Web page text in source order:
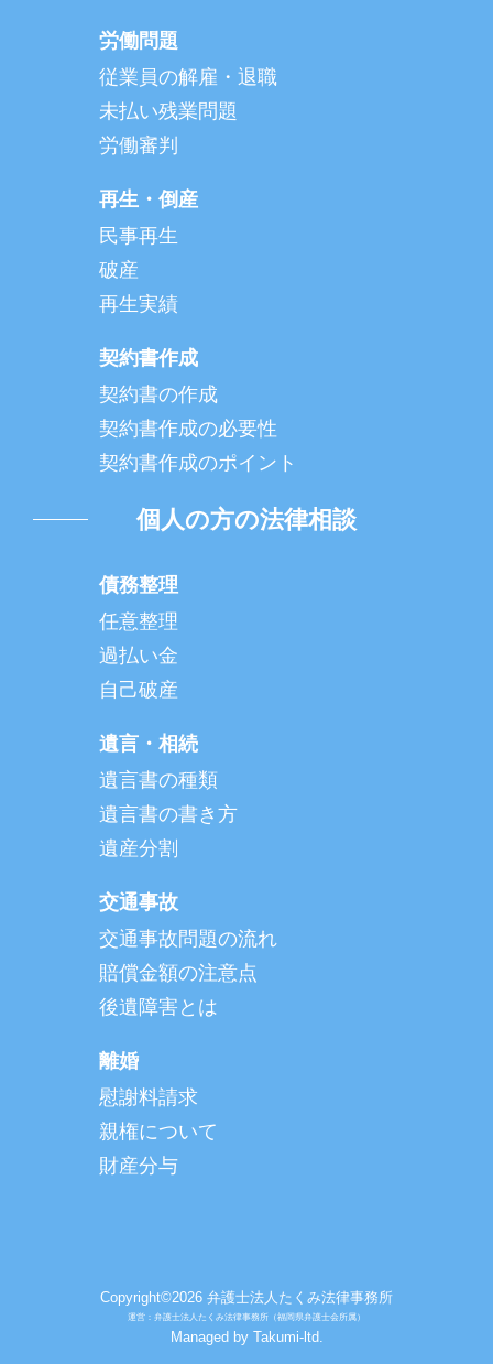
労働問題
従業員の解雇・退職
未払い残業問題
労働審判
再生・倒産
民事再生
破産
再生実績
契約書作成
契約書の作成
契約書作成の必要性
契約書作成のポイント
個人の方の法律相談
債務整理
任意整理
過払い金
自己破産
遺言・相続
遺言書の種類
遺言書の書き方
遺産分割
交通事故
交通事故問題の流れ
賠償金額の注意点
後遺障害とは
離婚
慰謝料請求
親権について
財産分与
Copyright©2026 弁護士法人たくみ法律事務所
運営：弁護士法人たくみ法律事務所（福岡県弁護士会所属）
Managed by Takumi-ltd.